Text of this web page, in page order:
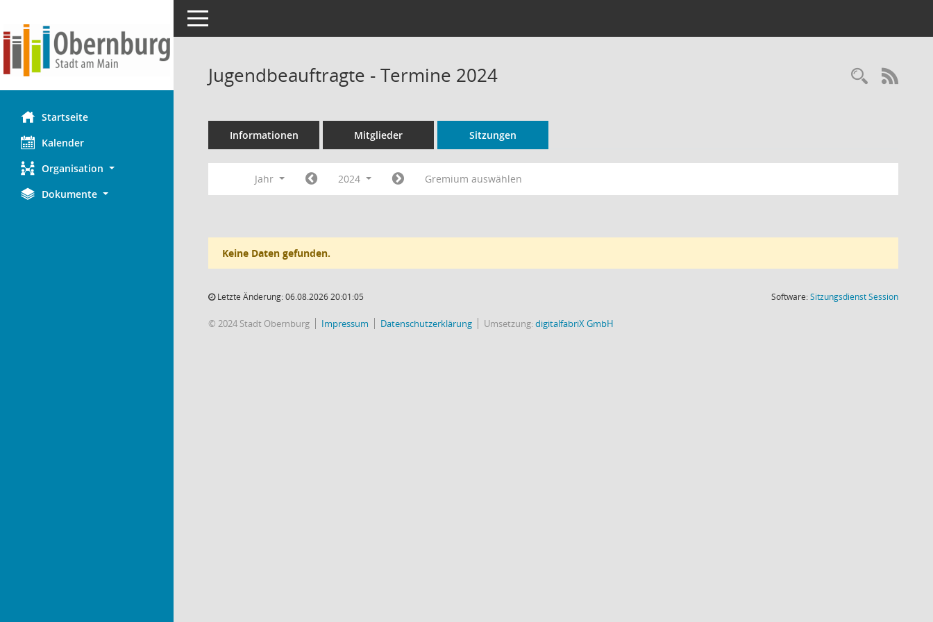
Startseite
Kalender
Organisation
Dokumente
Toggle navigation
Jugendbeauftragte - Termine 2024
Informationen Mitglieder Sitzungen
Jahr 2024 Gremium auswählen
Keine Daten gefunden.
Letzte Änderung: 06.08.2026 20:01:05 Software:SitzungsdienstSession(Wird in
© 2024 Stadt Obernburg Impressum Datenschutzerklärung Umsetzung:digitalfabriX GmbH